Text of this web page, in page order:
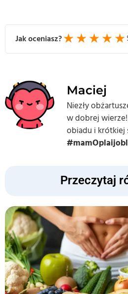
Jak oceniasz?★★★★★
Maciej
Niezły
w dobrej
obiadu i krótkiej
Przeczytaj